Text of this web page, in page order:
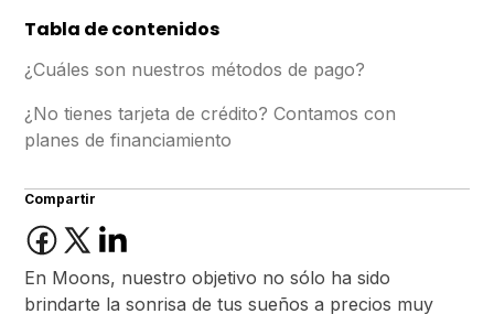
Tabla de contenidos
¿Cuáles son nuestros métodos de pago?
¿No tienes tarjeta de crédito? Contamos con
planes de financiamiento
Compartir
En Moons, nuestro objetivo no sólo ha sido
brindarte la sonrisa de tus sueños a precios muy